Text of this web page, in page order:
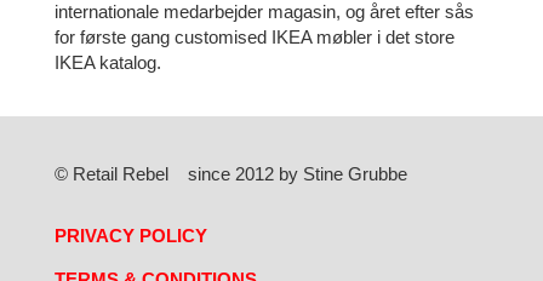
internationale medarbejder magasin, og året efter sås
for første gang customised IKEA møbler i det store
IKEA katalog.
© Retail Rebel since 2012 by Stine Grubbe
PRIVACY POLICY